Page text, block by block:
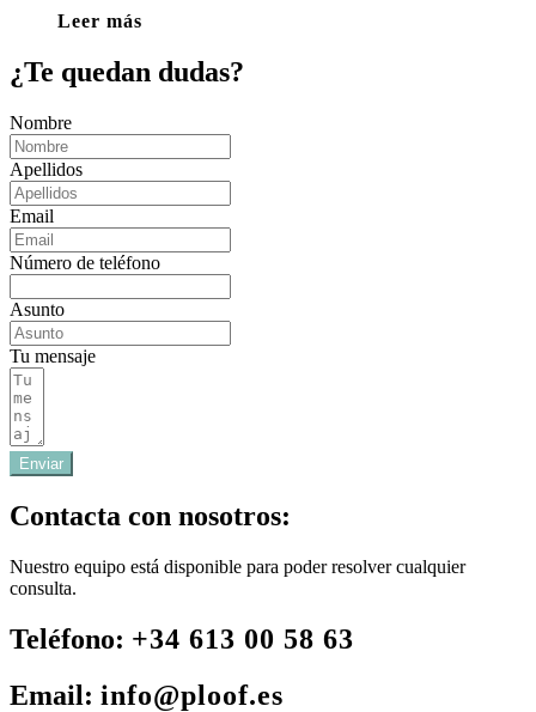
Leer más
¿Te quedan dudas?
Nombre
Apellidos
Email
Número de teléfono
Asunto
Tu mensaje
Enviar
Contacta con nosotros:
Nuestro equipo está disponible para poder resolver cualquier
consulta.
Teléfono: +34 613 00 58 63
Email: info@ploof.es